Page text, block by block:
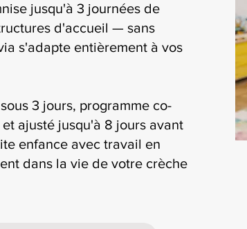
jusqu'à 3 journées de
d'accueil — sans
s'adapte entièrement à vos
3 jours, programme co-
ajusté jusqu'à 8 jours avant
enfance avec travail en
dans la vie de votre crèche